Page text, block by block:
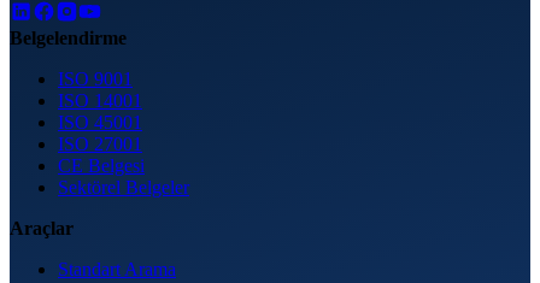
Belgelendirme
ISO 9001
ISO 14001
ISO 45001
ISO 27001
CE Belgesi
Sektörel Belgeler
Araçlar
Standart Arama